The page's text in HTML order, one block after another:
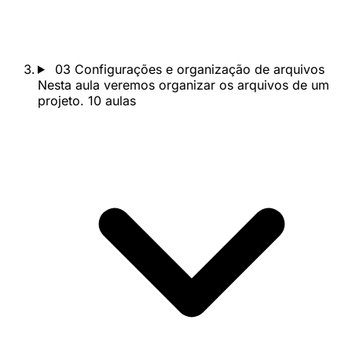
03 Configurações e organização de arquivos
Nesta aula veremos organizar os arquivos de um
projeto. 10 aulas